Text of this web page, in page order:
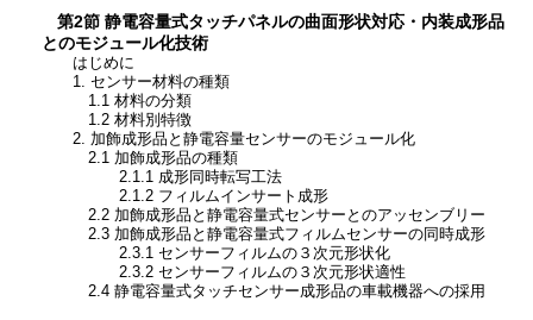
第2節 静電容量式タッチパネルの曲面形状対応・内装成形品
とのモジュール化技術
はじめに
1. センサー材料の種類
1.1 材料の分類
1.2 材料別特徴
2. 加飾成形品と静電容量センサーのモジュール化
2.1 加飾成形品の種類
2.1.1 成形同時転写工法
2.1.2 フィルムインサート成形
2.2 加飾成形品と静電容量式センサーとのアッセンブリー
2.3 加飾成形品と静電容量式フィルムセンサーの同時成形
2.3.1 センサーフィルムの３次元形状化
2.3.2 センサーフィルムの３次元形状適性
2.4 静電容量式タッチセンサー成形品の車載機器への採用